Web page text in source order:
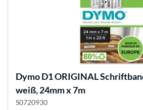
DymoD1 ORIGINAL
weiß, 24mm x 7m
S0720930